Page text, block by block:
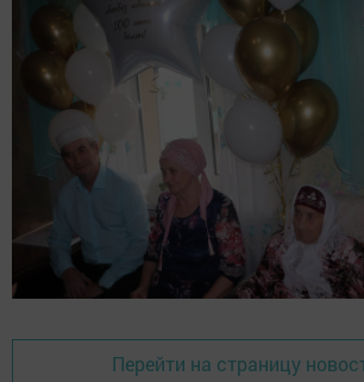
Перейти на страницу